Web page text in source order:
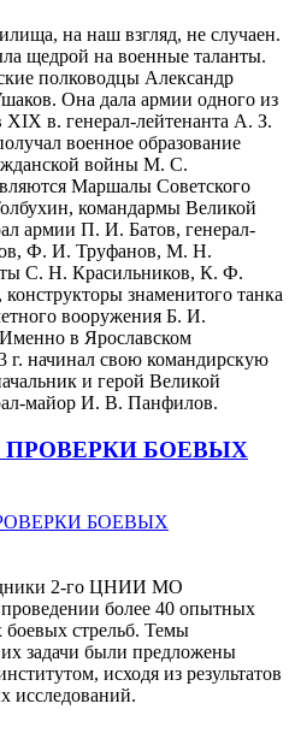
на наш взгляд, не случаен.
щедрой на военные таланты.
полководцы Александр
Она дала армии одного из
в. генерал-лейтенанта А. З.
военное образование
войны М. С.
Маршалы Советского
командармы Великой
армии П. И. Батов, генерал-
Ф. И. Труфанов, М. Н.
С. Н. Красильников, К. Ф.
знаменитого танка
вооружения Б. И.
в Ярославском
г. начинал свою командирскую
и герой Великой
майор И. В. Панфилов.
БОЕВЫХ
2-го ЦНИИ МО
более 40 опытных
боевых стрельб. Темы
задачи были предложены
исходя из результатов
исследований.